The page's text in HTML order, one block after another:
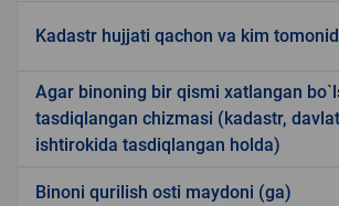
Kadastr hujjati qachon va kim
Agar binoning bir qismi xatlangan
tasdiqlangan chizmasi (kadastr,
ishtirokida tasdiqlangan holda)
Binoni qurilish osti maydoni (ga)